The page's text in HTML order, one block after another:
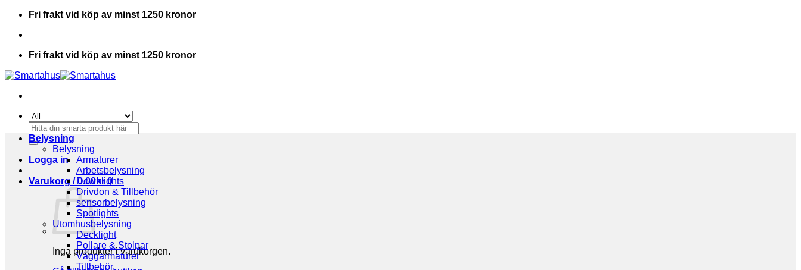
Skip
content
Fri frakt vid köp av minst 1250 kronor
Fri frakt vid köp av minst 1250 kronor
Sök
efter:
Logga in
Varukorg /0.00kr 0
Inga produkter i varukorgen.
Belysning
Belysning
Armaturer
Arbetsbelysning
Downlights
Drivdon & Tillbehör
sensorbelysning
Spotlights
Utomhusbelysning
Decklight
Pollare & Stolpar
Väggarmaturer
Tillbehör